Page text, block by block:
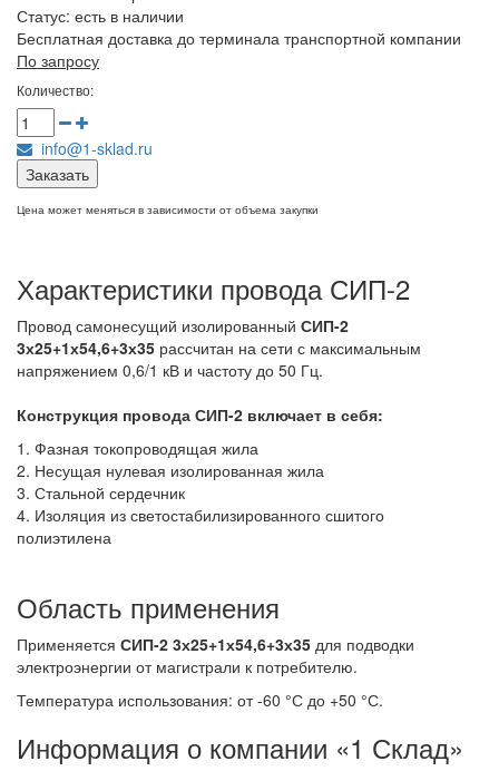
Статус: есть в наличии
Бесплатная доставка до терминала транспортной компании
По запросу
Количество:
info@1-sklad.ru
Заказать
Цена может меняться в зависимости от объема закупки
Характеристики провода СИП-2
Провод самонесущий изолированный СИП-2
3х25+1х54,6+3х35 рассчитан на сети с максимальным
напряжением 0,6/1 кВ и частоту до 50 Гц.
Конструкция провода СИП-2 включает в себя:
1. Фазная токопроводящая жила
2. Несущая нулевая изолированная жила
3. Стальной сердечник
4. Изоляция из светостабилизированного сшитого
полиэтилена
Область применения
Применяется СИП-2 3х25+1х54,6+3х35 для подводки
электроэнергии от магистрали к потребителю.
Температура использования: от -60 °С до +50 °С.
Информация о компании «1 Склад»